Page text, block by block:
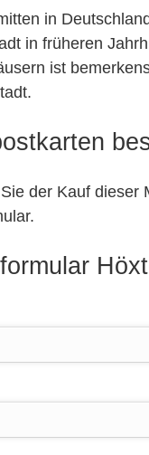
in
in früheren
ist
der Kauf dieser